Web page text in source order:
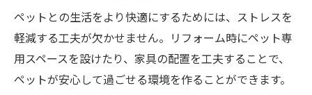
ペットとの生活をより快適にするためには、ストレスを
軽減する工夫が欠かせません。リフォーム時にペット専
用スペースを設けたり、家具の配置を工夫することで、
ペットが安心して過ごせる環境を作ることができます。